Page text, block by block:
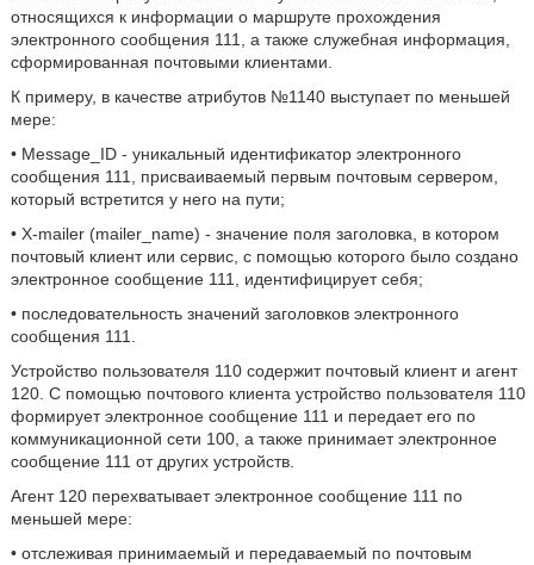
относящихся к информации о маршруте прохождения
электронного сообщения 111, а также служебная информация,
сформированная почтовыми клиентами.
К примеру, в качестве атрибутов №1140 выступает по меньшей
мере:
• Message_ID - уникальный идентификатор электронного
сообщения 111, присваиваемый первым почтовым сервером,
который встретится у него на пути;
• X-mailer (mailer_name) - значение поля заголовка, в котором
почтовый клиент или сервис, с помощью которого было создано
электронное сообщение 111, идентифицирует себя;
• последовательность значений заголовков электронного
сообщения 111.
Устройство пользователя 110 содержит почтовый клиент и агент
120. С помощью почтового клиента устройство пользователя 110
формирует электронное сообщение 111 и передает его по
коммуникационной сети 100, а также принимает электронное
сообщение 111 от других устройств.
Агент 120 перехватывает электронное сообщение 111 по
меньшей мере:
• отслеживая принимаемый и передаваемый по почтовым